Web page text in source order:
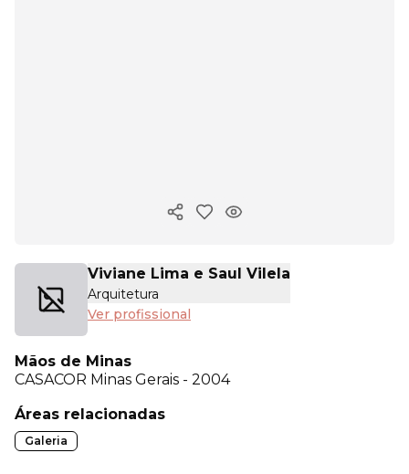
Copiar link
Viviane Lima e Saul Vilela
Arquitetura
Ver profissional
Mãos de Minas
CASACOR Minas Gerais - 2004
Áreas relacionadas
Galeria